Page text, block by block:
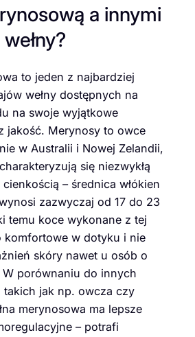
a innymi
to jeden z najbardziej
wełny dostępnych na
na swoje wyjątkowe
jakość. Merynosy to owce
w Australii i Nowej Zelandii,
się niezwykłą
– średnica włókien
zazwyczaj od 17 do 23
temu koce wykonane z tej
komfortowe w dotyku i nie
skóry nawet u osób o
porównaniu do innych
takich jak np. owcza czy
merynosowa ma lepsze
– potrafi